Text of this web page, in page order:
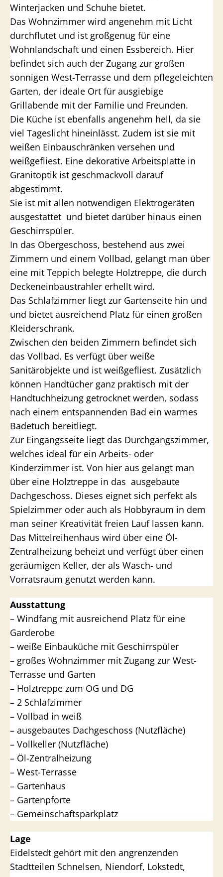
Winterjacken und Schuhe bietet.
Das Wohnzimmer wird angenehm mit Licht
durchflutet und ist großgenug für eine
Wohnlandschaft und einen Essbereich. Hier
befindet sich auch der Zugang zur großen
sonnigen West-Terrasse und dem pflegeleichten
Garten, der ideale Ort für ausgiebige
Grillabende mit der Familie und Freunden.
Die Küche ist ebenfalls angenehm hell, da sie
viel Tageslicht hineinlässt. Zudem ist sie mit
weißen Einbauschränken versehen und
weißgefliest. Eine dekorative Arbeitsplatte in
Granitoptik ist geschmackvoll darauf
abgestimmt.
Sie ist mit allen notwendigen Elektrogeräten
ausgestattet und bietet darüber hinaus einen
Geschirrspüler.
In das Obergeschoss, bestehend aus zwei
Zimmern und einem Vollbad, gelangt man über
eine mit Teppich belegte Holztreppe, die durch
Deckeneinbaustrahler erhellt wird.
Das Schlafzimmer liegt zur Gartenseite hin und
und bietet ausreichend Platz für einen großen
Kleiderschrank.
Zwischen den beiden Zimmern befindet sich
das Vollbad. Es verfügt über weiße
Sanitärobjekte und ist weißgefliest. Zusätzlich
können Handtücher ganz praktisch mit der
Handtuchheizung getrocknet werden, sodass
nach einem entspannenden Bad ein warmes
Badetuch bereitliegt.
Zur Eingangsseite liegt das Durchgangszimmer,
welches ideal für ein Arbeits- oder
Kinderzimmer ist. Von hier aus gelangt man
über eine Holztreppe in das ausgebaute
Dachgeschoss. Dieses eignet sich perfekt als
Spielzimmer oder auch als Hobbyraum in dem
man seiner Kreativität freien Lauf lassen kann.
Das Mittelreihenhaus wird über eine Öl-
Zentralheizung beheizt und verfügt über einen
geräumigen Keller, der als Wasch- und
Vorratsraum genutzt werden kann.
Ausstattung
– Windfang mit ausreichend Platz für eine
Garderobe
– weiße Einbauküche mit Geschirrspüler
– großes Wohnzimmer mit Zugang zur West-
Terrasse und Garten
– Holztreppe zum OG und DG
– 2 Schlafzimmer
– Vollbad in weiß
– ausgebautes Dachgeschoss (Nutzfläche)
– Vollkeller (Nutzfläche)
– Öl-Zentralheizung
– West-Terrasse
– Gartenhaus
– Gartenpforte
– Gemeinschaftsparkplatz
Lage
Eidelstedt gehört mit den angrenzenden
Stadtteilen Schnelsen, Niendorf, Lokstedt,